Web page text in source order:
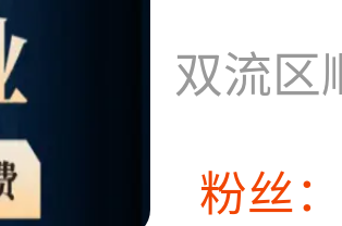
双流区
粉丝